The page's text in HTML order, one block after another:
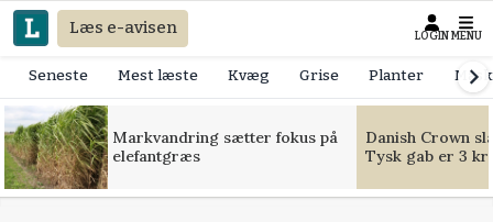
Læs e-avisen LOGIN MENU
Seneste Mest læste Kvæg Grise Planter
Markvandring sætter fokus på
elefantgræs
Danish Crown
Tysk gab er 3